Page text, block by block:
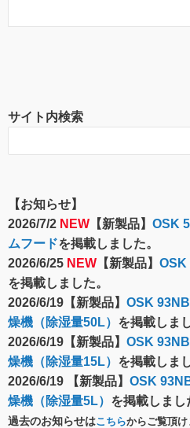
サイト内検索
【お知らせ】
2026/7/2 NEW 【新製品】 OSK
ムフードを掲載しました。
2026/6/25 NEW 【新製品】 OSK
を掲載しました。
2026/6/19【新製品】 OSK
燥機（除湿量50L） を掲載しま
2026/6/19【新製品】 OSK
燥機（除湿量15L） を掲載しま
2026/6/19 【新製品】 OSK
燥機（除湿量5L） を掲載しまし
過去のお知らせはこちらからご覧頂け